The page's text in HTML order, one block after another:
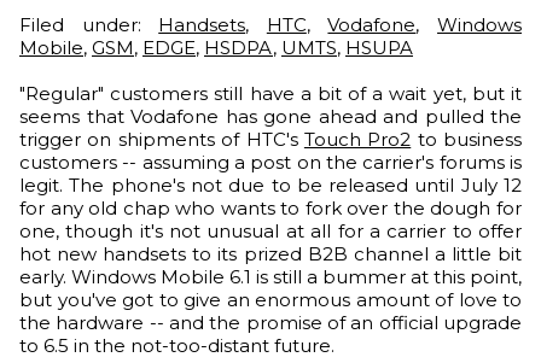
Filed under: Handsets, HTC,Vodafone,Windows
Mobile, GSM, EDGE, HSDPA, UMTS, HSUPA
"Regular" customers still have a bit of a wait yet, but it
seems that Vodafone has gone ahead and pulled the
trigger on shipments of HTC's Touch Pro2 to business
customers -- assuming a post on the carrier's forums is
legit. The phone's not due to be released until July 12
for any old chap who wants to fork over the dough for
one, though it's not unusual at all for a carrier to offer
hot new handsets to its prized B2B channel a little bit
early. Windows Mobile 6.1 is still a bummer at this point,
but you've got to give an enormous amount of love to
the hardware -- and the promise of an official upgrade
to 6.5 in the not-too-distant future.